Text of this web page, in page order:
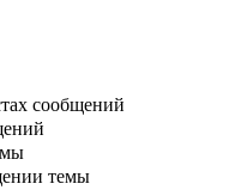
сообщений
темы